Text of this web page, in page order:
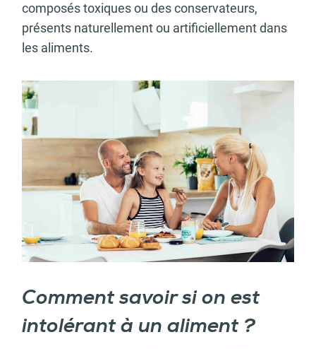
composés toxiques ou des conservateurs,
présents naturellement ou artificiellement dans
les aliments.
Comment savoir si on est
intolérant à un aliment ?